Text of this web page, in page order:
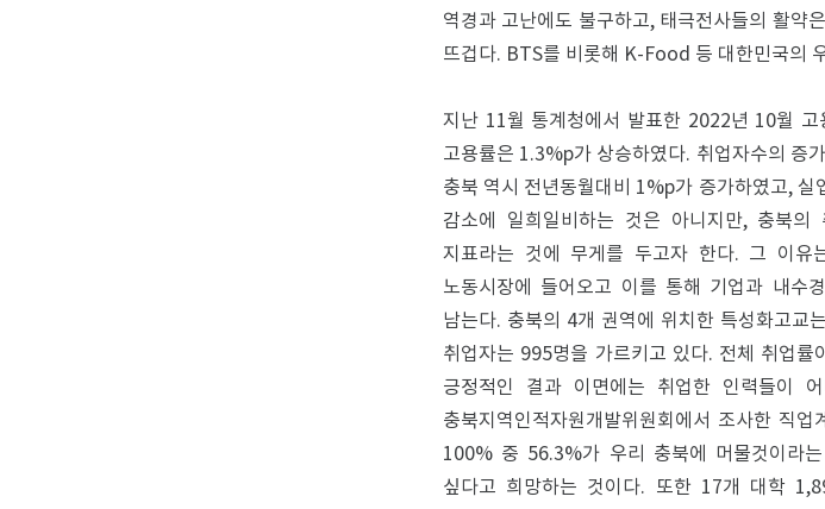
역경과 고난에도 불구하고, 태극전사들의 활약
뜨겁다. BTS를 비롯해 K-Food 등 대한민국의
지난 11월 통계청에서 발표한 2022년 10월
고용률은 1.3%p가 상승하였다. 취업자수의 증
충북 역시 전년동월대비 1%p가 증가하였고,
감소에 일희일비하는 것은 아니지만, 충북
지표라는 것에 무게를 두고자 한다. 그 이유
노동시장에 들어오고 이를 통해 기업과 내수
남는다. 충북의 4개 권역에 위치한 특성화고교
취업자는 995명을 가르키고 있다. 전체 취업
긍정적인 결과 이면에는 취업한 인력들이
충북지역인적자원개발위원회에서 조사한 직
100% 중 56.3%가 우리 충북에 머물것이라
싶다고 희망하는 것이다. 또한 17개 대학